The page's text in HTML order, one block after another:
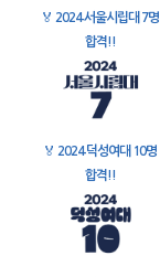
🏅 2024 서울시립대 7명
합격!!
🏅 2024 덕성여대 10명
합격!!